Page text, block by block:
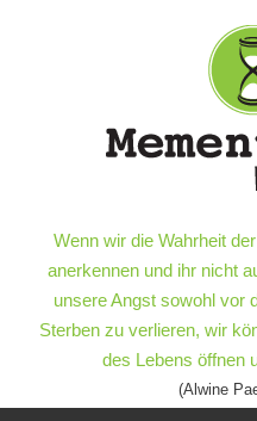
end-
lich
leben
Wenn wir die Wahrheit
anerkennen und ihr nicht
unsere Angst sowohl vor
Sterben zu verlieren, wir
des Lebens öffnen
(Alwine